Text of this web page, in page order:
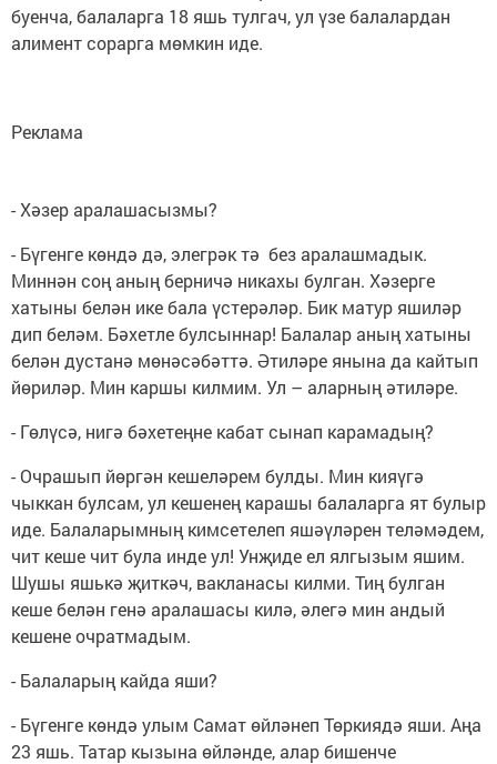
буенча, балаларга 18 яшь тулгач, ул үзе балалардан
алимент сорарга мөмкин иде.
Реклама
- Хәзер аралашасызмы?
- Бүгенге көндә дә, элегрәк тә без аралашмадык.
Миннән соң аның берничә никахы булган. Хәзерге
хатыны белән ике бала үстерәләр. Бик матур яшиләр
дип беләм. Бәхетле булсыннар! Балалар аның хатыны
белән дустанә мөнәсәбәттә. Әтиләре янына да кайтып
йөриләр. Мин каршы килмим. Ул – аларның әтиләре.
- Гөлүсә, нигә бәхетеңне кабат сынап карамадың?
- Очрашып йөргән кешеләрем булды. Мин кияүгә
чыккан булсам, ул кешенең карашы балаларга ят булыр
иде. Балаларымның кимсетелеп яшәүләрен теләмәдем,
чит кеше чит була инде ул! Унҗиде ел ялгызым яшим.
Шушы яшькә җиткәч, вакланасы килми. Тиң булган
кеше белән генә аралашасы килә, әлегә мин андый
кешене очратмадым.
- Балаларың кайда яши?
- Бүгенге көндә улым Самат өйләнеп Төркиядә яши. Аңа
23 яшь. Татар кызына өйләнде, алар бишенче